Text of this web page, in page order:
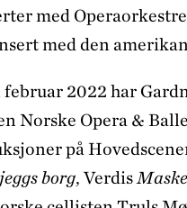
med
med den
februar 2022 har
Norske Opera &
på
borg, Verdis